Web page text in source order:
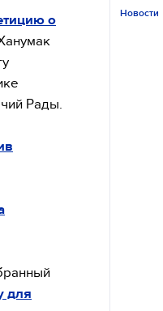
о
Рады.
для
Новости